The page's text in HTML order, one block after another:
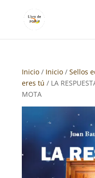
Inicio/ Inicio/ Sellos
eres tú / LA
MOTA